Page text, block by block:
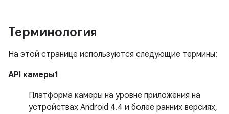
Терминология
На этой странице используются следующие термины:
API камеры1
Платформа камеры на уровне приложения на
устройствах Android 4.4 и более ранних версиях,